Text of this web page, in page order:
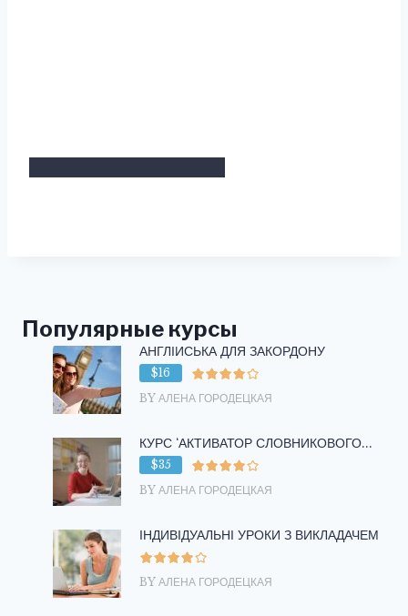
Популярные курсы
АНГЛІЙСЬКА ДЛЯ ЗАКОРДОНУ
$16
BY АЛЕНА ГОРОДЕЦКАЯ
КУРС ‘АКТИВАТОР СЛОВНИКОВОГО...
$35
BY АЛЕНА ГОРОДЕЦКАЯ
ІНДИВІДУАЛЬНІ УРОКИ З ВИКЛАДАЧЕМ
BY АЛЕНА ГОРОДЕЦКАЯ